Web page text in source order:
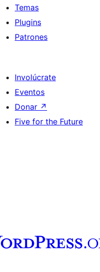
Temas
Plugins
Patrones
Involúcrate
Eventos
Donar ↗
Five for the Future